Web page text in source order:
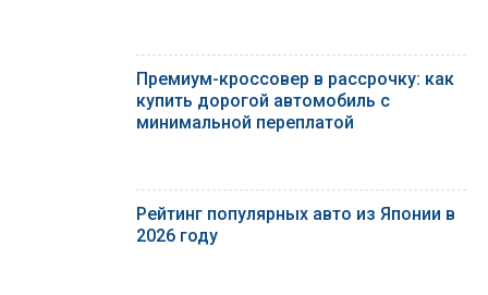
Премиум-кроссовер в рассрочку: как
купить дорогой автомобиль с
минимальной переплатой
Рейтинг популярных авто из Японии в
2026 году